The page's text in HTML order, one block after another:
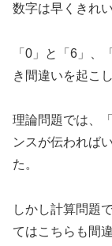
数字は早くきれ
「0」と「6」、
き間違いを起こ
理論問題では、
ンスが伝われば
た。
しかし計算問題
てはこちらも間